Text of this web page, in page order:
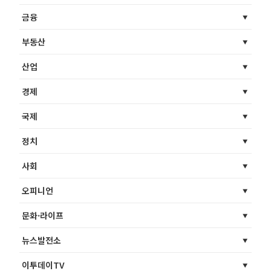
금융
부동산
산업
경제
국제
정치
사회
오피니언
문화·라이프
뉴스발전소
이투데이TV